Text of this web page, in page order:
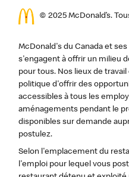
© 2025 McDonald’s.
McDonald's du Canada et
s'engagent à offrir un milieu
pour tous. Nos lieux de
politique d'offrir des
accessibles à tous les
aménagements pendant le
disponibles sur demande
postulez.
Selon l'emplacement du
l'emploi pour lequel vous